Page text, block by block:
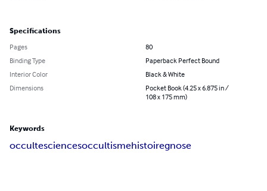
Specifications
Pages
80
Binding Type
Paperback Perfect Bound
Interior Color
Black & White
Dimensions
Pocket Book (4.25 x 6.875 in /
108 x 175 mm)
Keywords
occultesciencesoccultismehistoiregnose